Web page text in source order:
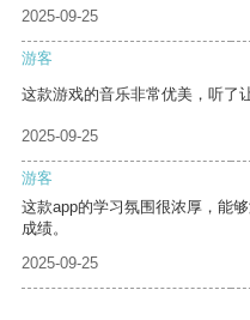
2025-09-25
游客
这款游戏的音乐非常优美，听了
2025-09-25
游客
这款app的学习氛围很浓厚，能
成绩。
2025-09-25